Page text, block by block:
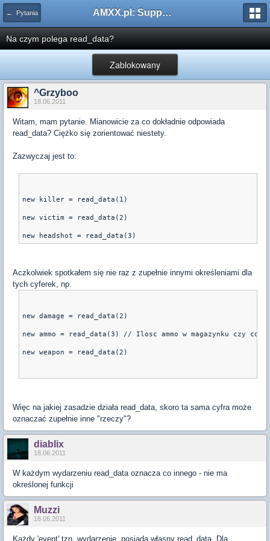
← Pytania AMXX.pl: Support AMX Mod X i SourceMod
Na czym polega read_data?
Zablokowany
^Grzyboo
18.06.2011
Witam, mam pytanie. Mianowicie za co dokładnie odpowiada
read_data? Ciężko się zorientować niestety.
Zazwyczaj jest to:
new killer = read_data(1)
new victim = read_data(2)
Aczkolwiek spotkałem się nie raz z zupełnie innymi określeniami dla
tych cyferek, np.
new damage = read_data(2)
new ammo = read_data(3) // Ilosc ammo w magazynku czy coś
new weapon = read_data(2)
Więc na jakiej zasadzie działa read_data, skoro ta sama cyfra może
oznaczać zupełnie inne "rzeczy"?
diablix
18.06.2011
W każdym wydarzeniu read_data oznacza co innego - nie ma
określonej funkcji
Muzzi
18.06.2011
Każdy 'event' tzn. wydarzenie, posiada własny read_data. Dla